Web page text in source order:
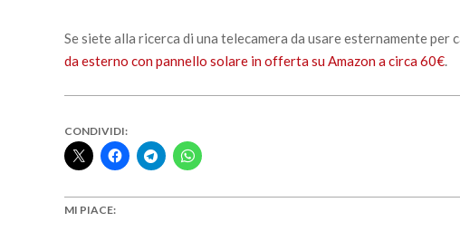
Se siete alla ricerca di una telecamera da usare esternamente per
da esterno con pannello solare in offerta su Amazon a circa 60€.
CONDIVIDI:
MI PIACE: